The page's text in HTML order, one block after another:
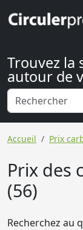
Trouvez la
autour de
Accueil Prix
Prix des
(56)
Recherchez au